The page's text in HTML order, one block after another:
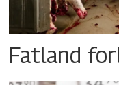
Fatland